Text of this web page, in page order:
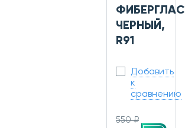
ЧЕРНЫЙ,
R91
Добавить
к
сравнению
550 ₽